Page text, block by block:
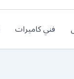
فني كاميرات